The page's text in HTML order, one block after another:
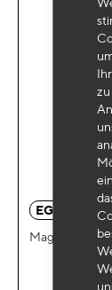
EG 0070
Magnetischer